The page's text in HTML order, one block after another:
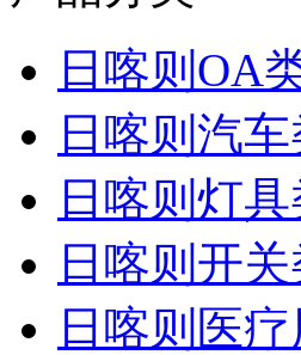
日喀则OA
日喀则汽
日喀则灯
日喀则开
日喀则医